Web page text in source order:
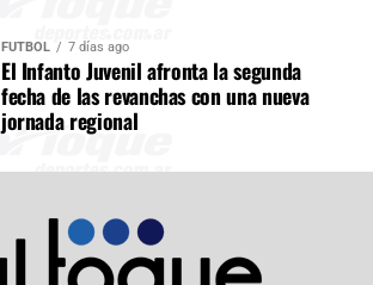
FÚTBOL 7 días ago
El Infanto Juvenil afronta la segunda
fecha de las revanchas con una nueva
jornada regional